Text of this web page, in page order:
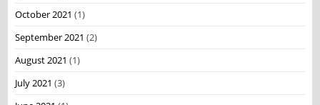
October 2021 (1)
September 2021 (2)
August 2021 (1)
July 2021 (3)